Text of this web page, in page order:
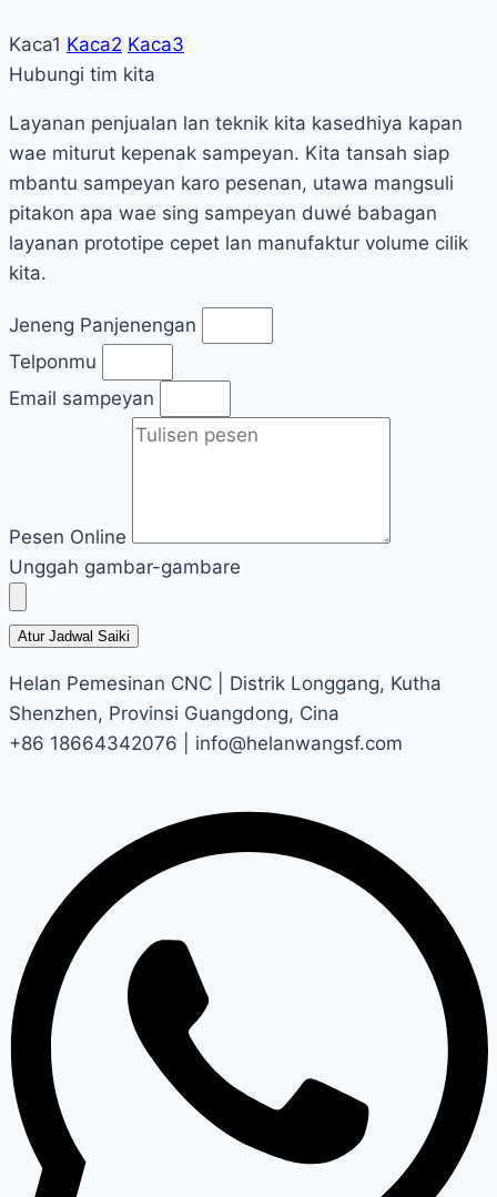
Kaca1 Kaca2 Kaca3
Hubungi tim kita
Layanan penjualan lan teknik kita kasedhiya kapan
wae miturut kepenak sampeyan. Kita tansah siap
mbantu sampeyan karo pesenan, utawa mangsuli
pitakon apa wae sing sampeyan duwé babagan
layanan prototipe cepet lan manufaktur volume cilik
kita.
Jeneng Panjenengan
Telponmu
Email sampeyan
Pesen Online
Unggah gambar-gambare
Atur Jadwal Saiki
Helan Pemesinan CNC | Distrik Longgang, Kutha
Shenzhen, Provinsi Guangdong, Cina
+86 18664342076 | info@helanwangsf.com